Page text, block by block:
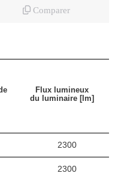
Comparer
Flux lumineux
du luminaire [lm]
2300
2300